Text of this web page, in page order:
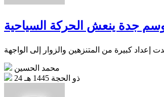
جدة ينعش الحركة السياحية
محمد الحسين
24 ذو الحجة 1445 هـ